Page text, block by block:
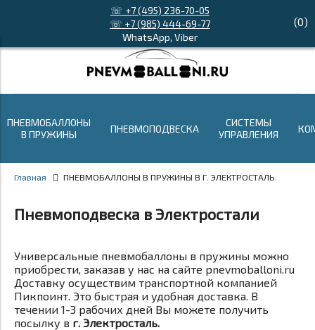
☏ +7 (495) 236-70-05
☏ +7 (985) 444-69-77
WhatsApp, Viber
(0)
ПНЕВМОБАЛЛОНЫ
В ПРУЖИНЫ
ПНЕВМОПОДВЕСКА
СИСТЕМЫ
УПРАВЛЕНИЯ
Главная ПНЕВМОБАЛЛОНЫ В ПРУЖИНЫ В Г. ЭЛЕКТРОСТАЛЬ.
Пневмоподвеска в Электростали
Универсальные пневмобаллоны в пружины можно
приобрести, заказав у нас на сайте pnevmoballoni.ru
Доставку осуществим транспортной компанией
Пикпоинт. Это быстрая и удобная доставка. В
течении 1-3 рабочих дней Вы можете получить
посылку в г. Электросталь.